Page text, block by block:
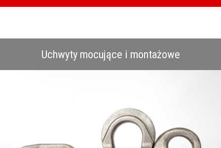
Uchwyty mocujące i montażowe